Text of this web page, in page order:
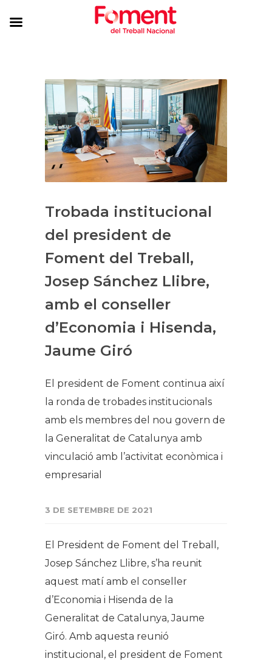
Trobada institucional
del president de
Foment del Treball,
Josep Sánchez Llibre,
amb el conseller
d’Economia i Hisenda,
Jaume Giró
El president de Foment continua així
la ronda de trobades institucionals
amb els membres del nou govern de
la Generalitat de Catalunya amb
vinculació amb l’activitat econòmica i
empresarial
3 DE SETEMBRE DE 2021
El President de Foment del Treball,
Josep Sánchez Llibre, s’ha reunit
aquest matí amb el conseller
d’Economia i Hisenda de la
Generalitat de Catalunya, Jaume
Giró. Amb aquesta reunió
institucional, el president de Foment